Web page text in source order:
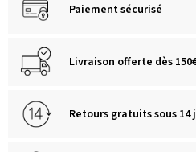
Paiement sécurisé
Livraison offerte dès
Retours gratuits sous 14